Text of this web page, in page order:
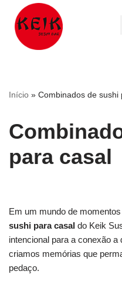
Pular
para
Início » Combinados de sushi
para casal
Em um mundo de
sushi para casal do Keik
intencional para a conexão
criamos memórias que
pedaço.